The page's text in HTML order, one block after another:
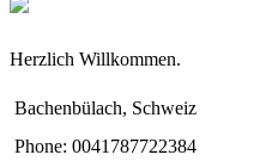
Herzlich Willkommen.
Bachenbülach, Schweiz
Phone: 0041787722384